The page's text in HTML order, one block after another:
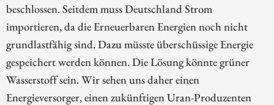
beschlossen. Seitdem muss Deutschland Strom
importieren, da die Erneuerbaren Energien noch nicht
grundlastfähig sind. Dazu müsste überschüssige Energie
gespeichert werden können. Die Lösung könnte grüner
Wasserstoff sein. Wir sehen uns daher einen
Energieversorger, einen zukünftigen Uran-Produzenten